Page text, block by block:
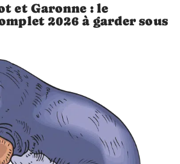
et Garonne : le
2026 à garder sous